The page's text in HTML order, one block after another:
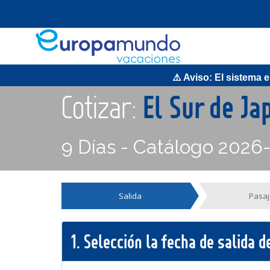
⚠️ Aviso: El sistema
Cotizar: El Sur de
9 Días - Catálogo
Salida
1. Selección la fecha de salida